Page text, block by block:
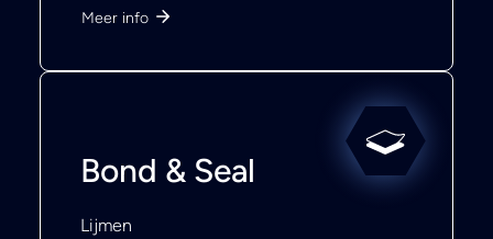
Meer info
Bond & Seal
Lijmen